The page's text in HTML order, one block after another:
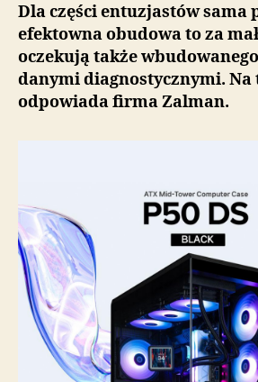
Dla części entuzjastów sama
efektowna obudowa to za
oczekują także
danymi diagnostycznymi.
odpowiada firma Zalman.